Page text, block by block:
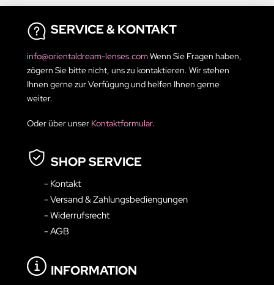
SERVICE & KONTAKT
info@orientaldream-lenses.comWenn Sie Fragen haben,
zögern Sie bitte nicht, uns zu kontaktieren. Wir stehen
Ihnen gerne zur Verfügung und helfen Ihnen gerne
weiter.
Oder über unser Kontaktformular.
SHOP SERVICE
- Kontakt
- Versand & Zahlungsbediengungen
- Widerrufsrecht
- AGB
INFORMATION